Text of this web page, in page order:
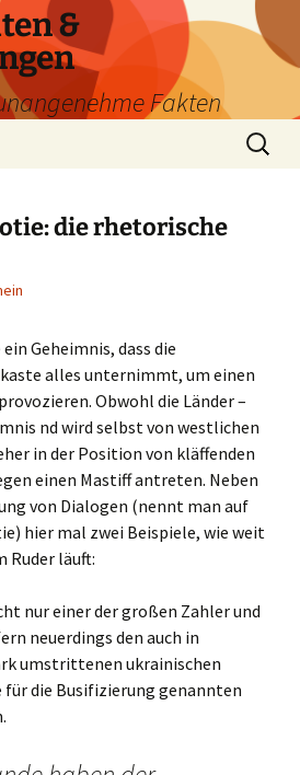
&
Fakten
Suchen
nach:
die rhetorische
Geheimnis, dass die
alles unternimmt, um einen
Obwohl die Länder –
nd wird selbst von westlichen
in der Position von kläffenden
einen Mastiff antreten. Neben
von Dialogen (nennt man auf
hier mal zwei Beispiele, wie weit
Ruder läuft:
nur einer der großen Zahler und
neuerdings den auch in
umstrittenen ukrainischen
für die Busifizierung genannten